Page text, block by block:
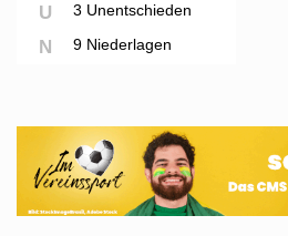
U 3 Unentschieden
N 9 Niederlagen